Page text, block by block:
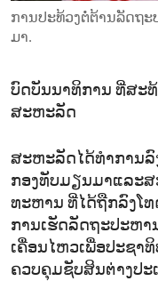
ການປະທ້ວງຕໍ່ຕ້ານລັດຖະ
ມາ.
ບົດບັນນາທິການ ທີ່ສະ
ສະຫະລັດ
ສະຫະລັດໄດ້ທຳການລົ
ກອງທັບມຽນມາແລະ
ທະຫານ ທີ່ໄດ້ຖືກລົງໂ
ການເຮັດລັດຖະປະຫາ
ເຄື່ອນໄຫວເພື່ອປະຊາ
ຄວບຄຸມຊັບສິນຕ່າງປະ